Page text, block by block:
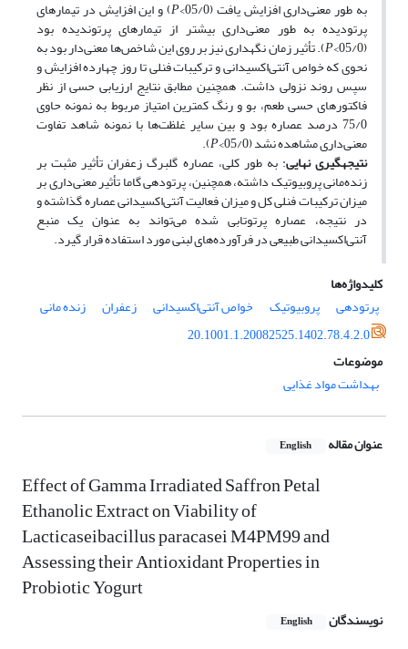
به طور معنی‌داری افزایش یافت (05/0> P) و این افزایش در تیمارهای
پرتودیده به طور معنی‌داری بیشتر از تیمارهای پرتوندیده بود
(05/0>
P). تأثیر زمان نگهداری نیز بر روی این شاخص‌ها معنی‌دار بود به
نحوی که خواص آنتی‌اکسیدانی و ترکیبات فنلی تا روز چهارده افزایش و
سپس روند نزولی داشت. همچنین مطابق نتایج ارزیابی حسی از نظر
فاکتورهای حسی طعم، بو و رنگ کمترین امتیاز مربوط به نمونه حاوی
75/0 درصد عصاره بود و بین سایر غلظت‌ها با نمونه شاهد تفاوت
معنی‌داری مشاهده نشد (05/0> P
).
نتیجه­گیری نهایی: به طور کلی، عصاره گلبرگ زعفران تأثیر مثبت بر
زنده‌مانی پروبیوتیک داشته، همچنین، پرتودهی گاما تأثیر معنی‌داری بر
میزان ترکیبات فنلی کل و میزان فعالیت آنتی‌اکسیدانی عصاره گذاشته و
در نتیجه، عصاره پرتوتابی شده می‌تواند به عنوان یک منبع
آنتی‌اکسیدانی طبیعی در فرآورده‌های لبنی مورد استفاده قرار گیرد.
کلیدواژه‌ها
پرتودهی
پروبیوتیک خواص آنتی‌اکسیدانی زعفران
زنده مانی
20.1001.1.20082525.1402.78.4.2.0
موضوعات
بهداشت مواد غذایی
عنوان مقاله English
Effect of Gamma Irradiated Saffron Petal
Ethanolic Extract on Viability of
Lacticaseibacillus paracasei M4PM99 and
Assessing their Antioxidant Properties in
Probiotic Yogurt
نویسندگان English